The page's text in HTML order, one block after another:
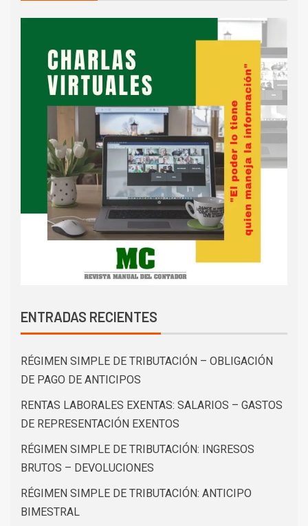
ENTRADAS RECIENTES
RÉGIMEN SIMPLE DE TRIBUTACIÓN – OBLIGACIÓN
DE PAGO DE ANTICIPOS
RENTAS LABORALES EXENTAS: SALARIOS – GASTOS
DE REPRESENTACIÓN EXENTOS
RÉGIMEN SIMPLE DE TRIBUTACIÓN: INGRESOS
BRUTOS – DEVOLUCIONES
RÉGIMEN SIMPLE DE TRIBUTACIÓN: ANTICIPO
BIMESTRAL